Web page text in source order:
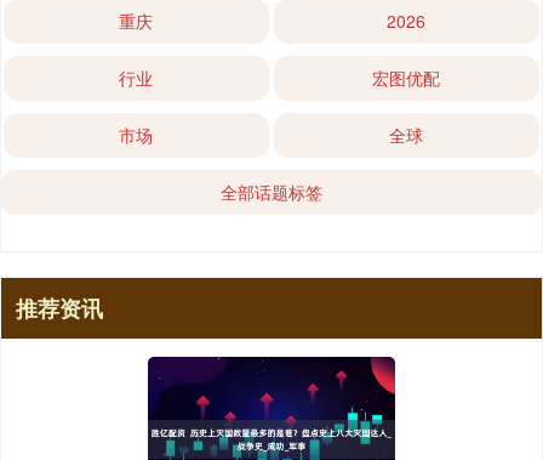
重庆 2026
行业 宏图优配
市场 全球
全部话题标签
推荐资讯